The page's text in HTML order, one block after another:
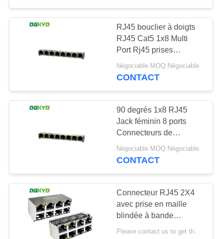
RJ45 avec le
transformateur
RJ45 SMD
39
RJ45 bouclier à doigts
RJ45 Cat5 1x8 Multi
Port Rj45 prises
modulaires sans LED
Négociable MOQ:Négociable
CONTACT
90 degrés 1x8 RJ45
Jack féminin 8 ports
Connecteurs de
commutateur réseau
Négociable MOQ:Négociable
CONTACT
Connecteur RJ45 2X4
avec prise en maille
blindée à bande
lumineuse prise
Please contact us to get the latest price. MOQ:1 pièce